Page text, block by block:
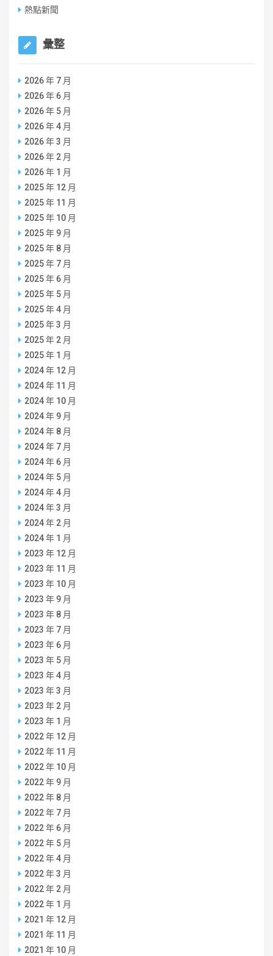
熱點新聞
彙整
2026 年 7 月
2026 年 6 月
2026 年 5 月
2026 年 4 月
2026 年 3 月
2026 年 2 月
2026 年 1 月
2025 年 12 月
2025 年 11 月
2025 年 10 月
2025 年 9 月
2025 年 8 月
2025 年 7 月
2025 年 6 月
2025 年 5 月
2025 年 4 月
2025 年 3 月
2025 年 2 月
2025 年 1 月
2024 年 12 月
2024 年 11 月
2024 年 10 月
2024 年 9 月
2024 年 8 月
2024 年 7 月
2024 年 6 月
2024 年 5 月
2024 年 4 月
2024 年 3 月
2024 年 2 月
2024 年 1 月
2023 年 12 月
2023 年 11 月
2023 年 10 月
2023 年 9 月
2023 年 8 月
2023 年 7 月
2023 年 6 月
2023 年 5 月
2023 年 4 月
2023 年 3 月
2023 年 2 月
2023 年 1 月
2022 年 12 月
2022 年 11 月
2022 年 10 月
2022 年 9 月
2022 年 8 月
2022 年 7 月
2022 年 6 月
2022 年 5 月
2022 年 4 月
2022 年 3 月
2022 年 2 月
2022 年 1 月
2021 年 12 月
2021 年 11 月
2021 年 10 月